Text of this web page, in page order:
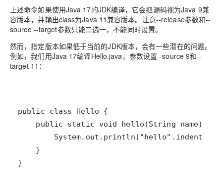
上述命令如果使用Java 17的JDK编译，它会把源码视为Java 9兼
容版本，并输出class为Java 11兼容版本。注意--release参数和--
source --target参数只能二选一，不能同时设置。
然而，指定版本如果低于当前的JDK版本，会有一些潜在的问题。
例如，我们用Java 17编译Hello.java，参数设置--source 9和--
target 11：
}